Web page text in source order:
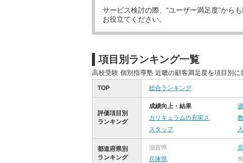
サービス検討の際、“ユーザー満足度”から
お役立てください。
項目別ランキング一覧
高校受験 個別指導塾 近畿の顧客満足度を項目別に
TOP 総合ランキング
評価項目別
ランキング
成績向上・結果
カリキュラムの充実さ
スタッフ
都道府県別
ランキング
滋賀県
兵庫県